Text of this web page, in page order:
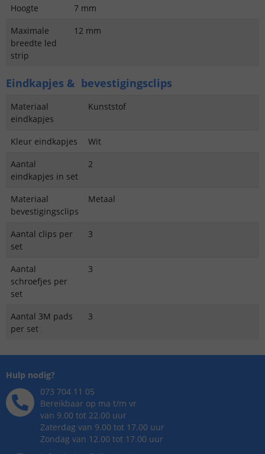
Hoogte
7 mm
Maximale
breedte led
strip
12 mm
Eindkapjes & bevestigingsclips
Materiaal
eindkapjes
Kunststof
Kleur eindkapjes
Wit
Aantal
eindkapjes in set
2
Materiaal
bevestigingsclips
Metaal
Aantal clips per
set
3
Aantal
schroefjes per
set
3
Aantal 3M pads
per set
3
Hulp nodig?
073 704 11 05
Bereikbaar op ma t/m vr
van 9.00 tot 22.00 uur
Zaterdag van 9.00 tot 17.00 uur
Zondag van 12.00 tot 17.00 uur